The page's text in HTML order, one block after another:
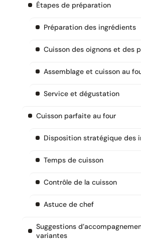
Étapes de préparation
Préparation des ingrédients
Cuisson des oignons et des
Assemblage et cuisson au
Service et dégustation
Cuisson parfaite au four
Disposition stratégique des
Temps de cuisson
Contrôle de la cuisson
Astuce de chef
Suggestions
variantes